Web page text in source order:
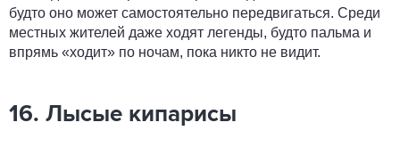
будто оно может самостоятельно передвигаться. Среди
местных жителей даже ходят легенды, будто пальма и
впрямь «ходит» по ночам, пока никто не видит.
16. Лысые кипарисы